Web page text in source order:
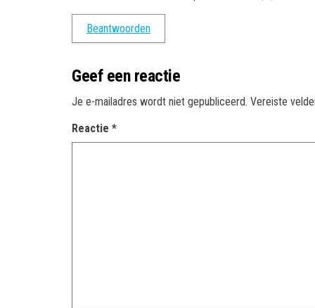
Beantwoorden
Geef een reactie
Je e-mailadres wordt niet gepubliceerd. Vereiste
Reactie *